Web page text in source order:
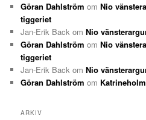
Göran Dahlström omNio
tiggeriet
Jan-Erik Back omNio
Göran Dahlström omNio
tiggeriet
Jan-Erik Back omNio
Göran Dahlström om
ARKIV